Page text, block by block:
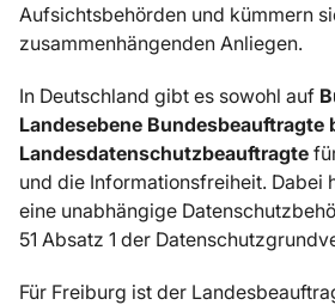
Aufsichtsbehörden und kümmern
zusammenhängenden Anliegen.
In Deutschland gibt es sowohl auf
Landesebene Bundesbeauftragte
Landesdatenschutzbeauftragte
und die Informationsfreiheit. Dabei
eine unabhängige
51 Absatz 1 der
Für Freiburg ist der